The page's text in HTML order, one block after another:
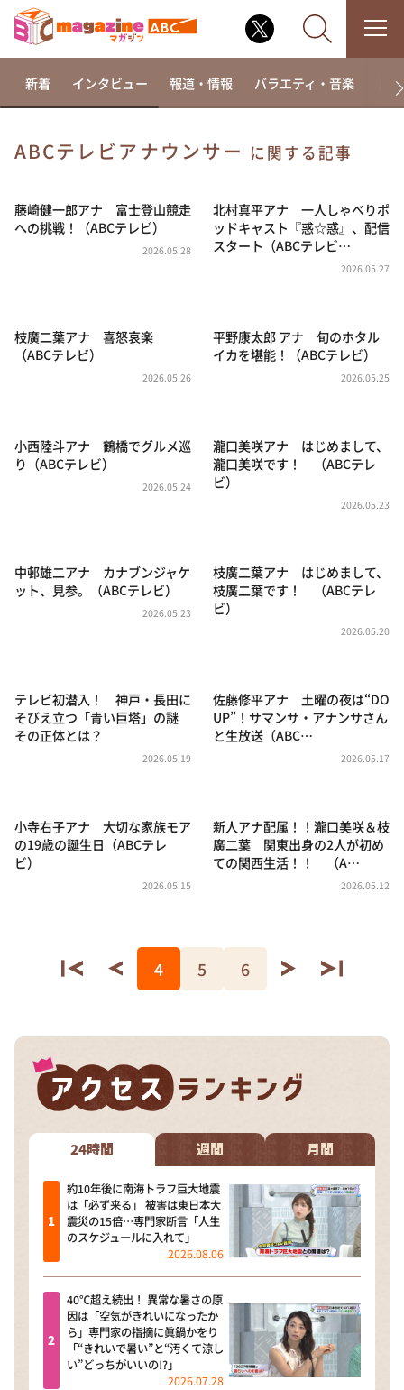
相席食堂
これ余談なんですけど・・・
～人生密着トークバラエティ！～ やすとものいたっ
news おかえり
河合＆A.B.C-Z塚田×福井アナ「なんでやねん！？」
（news おかえり）
本日はダイアンなり！シーズン２
朝だ！生です旅サラダ
新婚さんいらっしゃい！
ポツンと一軒家
アナ回覧板
新着 インタビュー 報道・情報 バラエティ・音楽 ド
ABCテレビアナウンサー に関する記事
藤崎健一郎アナ 富士登山競走
への挑戦！（ABCテレビ）
2026.05.28
北村真平アナ 一人しゃべりポ
ッドキャスト『惑☆惑』、配信
スタート（ABCテレビ…
2026.05.27
枝廣二葉アナ 喜怒哀楽
（ABCテレビ）
2026.05.26
平野康太郎 アナ 旬のホタル
イカを堪能！（ABCテレビ）
2026.05.25
小西陸斗アナ 鶴橋でグルメ巡
り（ABCテレビ）
2026.05.24
瀧口美咲アナ はじめまして、
瀧口美咲です！ （ABCテレ
ビ）
2026.05.23
中邨雄二アナ カナブンジャケ
ット、見参。（ABCテレビ）
2026.05.23
枝廣二葉アナ はじめまして、
枝廣二葉です！ （ABCテレ
ビ）
2026.05.20
テレビ初潜入！ 神戸・長田に
そびえ立つ「青い巨塔」の謎
その正体とは？
2026.05.19
佐藤修平アナ 土曜の夜は“DO
UP”！サマンサ・アナンサさん
と生放送（ABC…
2026.05.17
小寺右子アナ 大切な家族モア
の19歳の誕生日（ABCテレ
ビ）
2026.05.15
新人アナ配属！！瀧口美咲＆枝
廣二葉 関東出身の2人が初め
ての関西生活！！ （A…
2026.05.12
4 5 6
24時間 週間 月間
約10年後に南海トラフ巨大地震
は「必ず来る」 被害は東日本大
震災の15倍…専門家断言「人生
のスケジュールに入れて」
2026.08.06
40℃超え続出！ 異常な暑さの原
因は「空気がきれいになったか
ら」専門家の指摘に眞鍋かをり
「“きれいで暑い”と“汚くて涼し
い”どっちがいいの!?」
2026.07.28